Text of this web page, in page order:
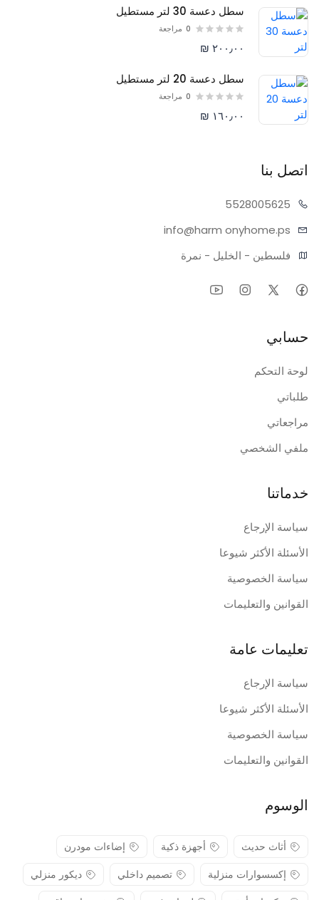
سطل دعسة 30 لتر مستطيل
0 مراجعة
٢٠٠٫٠٠ ₪
سطل دعسة 20 لتر مستطيل
0 مراجعة
١٦٠٫٠٠ ₪
اتصل بنا
05625
55280
info@harm onyhome.ps
فلسطين - الخليل - نمرة
حسابي
لوحة التحكم
طلباتي
مراجعاتي
ملفي الشخصي
خدماتنا
سياسة الإرجاع
الأسئلة الأكثر شيوعا
سياسة الخصوصية
القوانين والتعليمات
تعليمات عامة
سياسة الإرجاع
الأسئلة الأكثر شيوعا
سياسة الخصوصية
القوانين والتعليمات
الوسوم
أثاث حديث أجهزة ذكية
إضاءات مودرن
إكسسوارات منزلية
تصميم داخلي
ديكور منزلي